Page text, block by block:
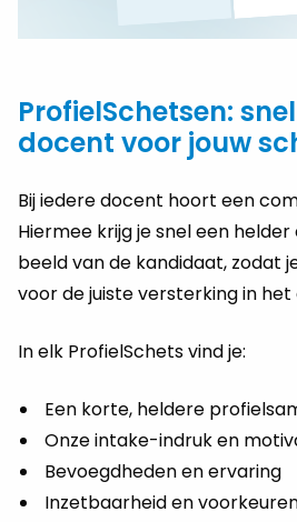
ProfielSchetsen:
docent voor jouw
Bij iedere docent hoort een
Hiermee krijg je snel een
beeld van de kandidaat, zodat
voor de juiste versterking in het
In elk ProfielSchets vind je:
Een korte, heldere
Onze intake-indruk en
Bevoegdheden en ervaring
Inzetbaarheid en